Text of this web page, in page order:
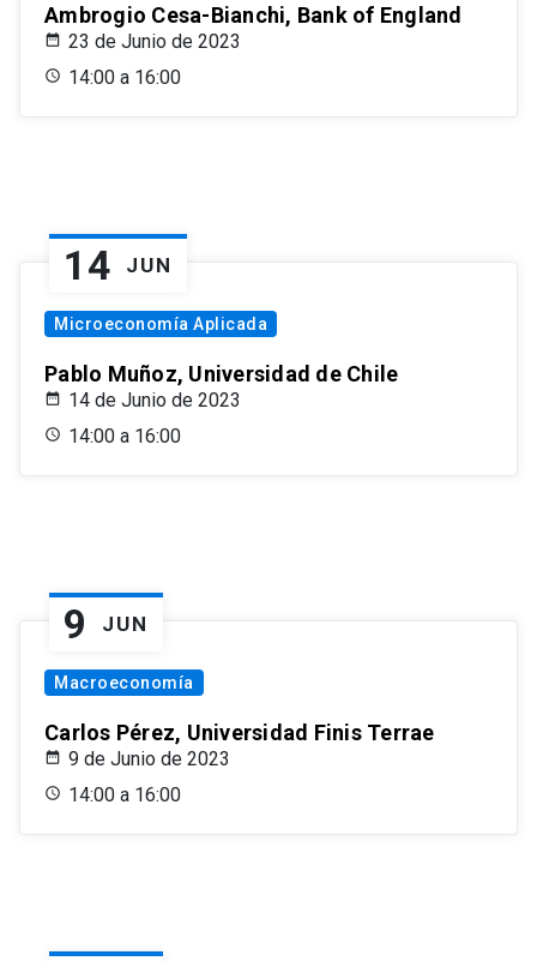
Ambrogio Cesa-Bianchi, Bank of England
23 de Junio de 2023
14:00 a 16:00
14 JUN
Microeconomía Aplicada
Pablo Muñoz, Universidad de Chile
14 de Junio de 2023
14:00 a 16:00
9 JUN
Macroeconomía
Carlos Pérez, Universidad Finis Terrae
9 de Junio de 2023
14:00 a 16:00